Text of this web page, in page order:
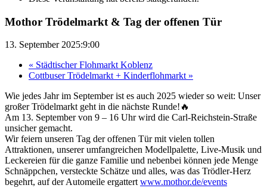
Mothor Trödelmarkt & Tag der offenen Tür
13. September 2025:9:00
« Städtischer Flohmarkt Koblenz
Cottbuser Trödelmarkt + Kinderflohmarkt »
Wie jedes Jahr im September ist es auch 2025 wieder so weit: Unser
großer Trödelmarkt geht in die nächste Runde!🔥
Am 13. September von 9 – 16 Uhr wird die Carl-Reichstein-Straße
unsicher gemacht.
Wir feiern unseren Tag der offenen Tür mit vielen tollen
Attraktionen, unserer umfangreichen Modellpalette, Live-Musik und
Leckereien für die ganze Familie und nebenbei können jede Menge
Schnäppchen, versteckte Schätze und alles, was das Trödler-Herz
begehrt, auf der Automeile ergattert www.mothor.de/events